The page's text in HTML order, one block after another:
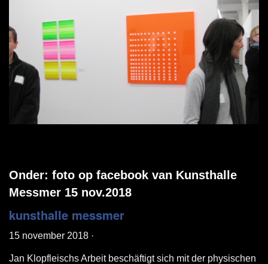
Onder: foto op facebook van Kunsthalle
Messmer 15 nov.2018
kunsthalle messmer
15 november 2018 ·
Jan Klopfleischs Arbeit beschäftigt sich mit der physischen